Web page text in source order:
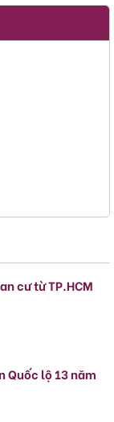
cư từ TP.HCM
Quốc lộ 13 năm